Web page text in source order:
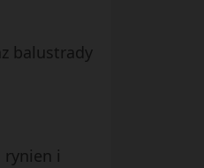
balustrady
rynien i